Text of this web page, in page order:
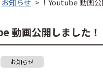
お知らせ > ！Youtube 動画
動画公開しました！
お知らせ